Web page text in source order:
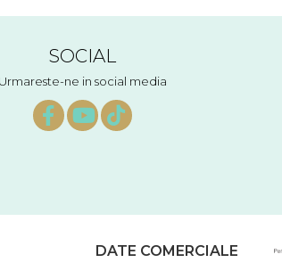
SOCIAL
Urmareste-ne in social media
DATE COMERCIALE